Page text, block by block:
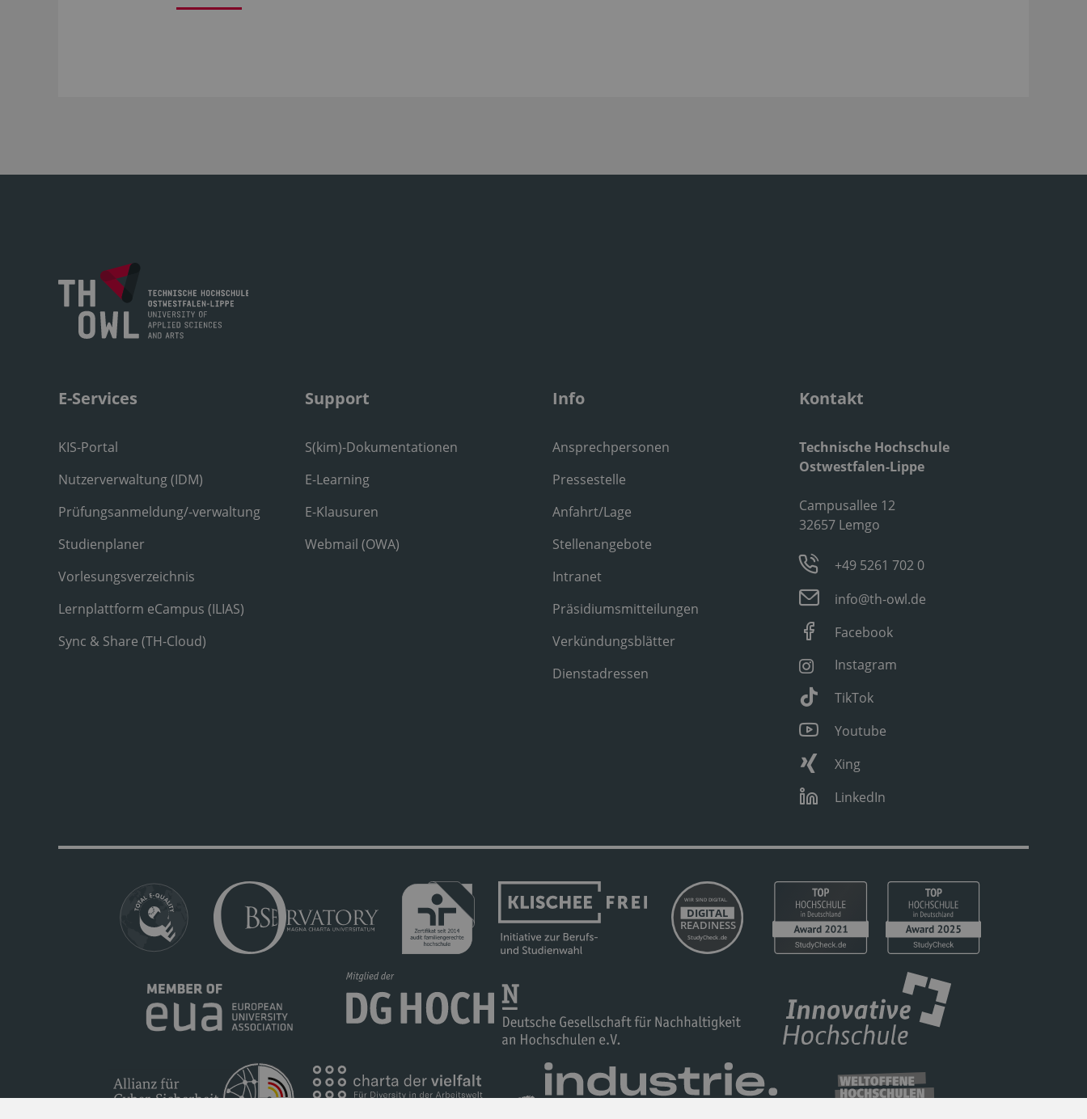
E-Services
KIS-Portal
Nutzerverwaltung (IDM)
Prüfungsanmeldung/-verwaltung
Studienplaner
Vorlesungsverzeichnis
Lernplattform eCampus (ILIAS)
Sync & Share (TH-Cloud)
Support
S(kim)-Dokumentationen
E-Learning
E-Klausuren
Webmail (OWA)
Info
Ansprechpersonen
Pressestelle
Anfahrt/Lage
Stellenangebote
Intranet
Präsidiumsmitteilungen
Verkündungsblätter
Dienstadressen
Kontakt
Technische Hochschule
Ostwestfalen-Lippe
Campusallee 12
32657 Lemgo
+49 5261 702 0
info@th-owl.de
Facebook
Instagram
TikTok
Youtube
Xing
LinkedIn